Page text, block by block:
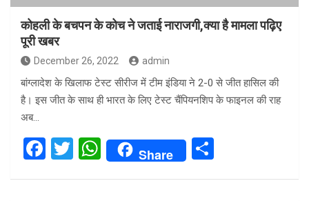
कोहली के बचपन के कोच ने जताई नाराजगी,क्या है मामला पढ़िए
पूरी खबर
December 26, 2022 admin
बांग्लादेश के खिलाफ टेस्ट सीरीज में टीम इंडिया ने 2-0 से जीत हासिल की
है। इस जीत के साथ ही भारत के लिए टेस्ट चैंपियनशिप के फाइनल की राह
अब…
F
T
W
h
Share